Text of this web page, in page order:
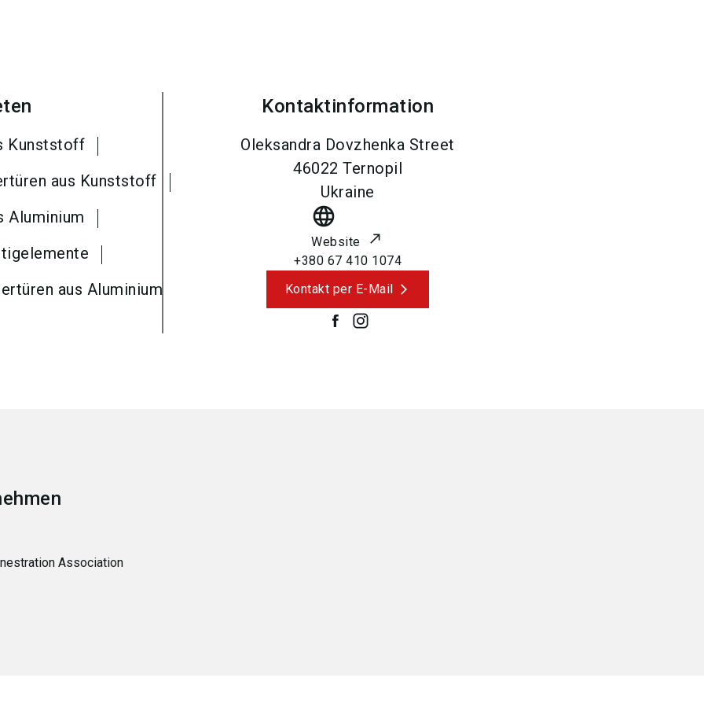
Kunststoff
aus Kunststoff
Aluminium
aus Aluminium
Kontaktinformation
Oleksandra Dovzhenka Street
46022 Ternopil
Ukraine
language
Website
+380 67 410 1074
Kontakt per E-Mail
Association